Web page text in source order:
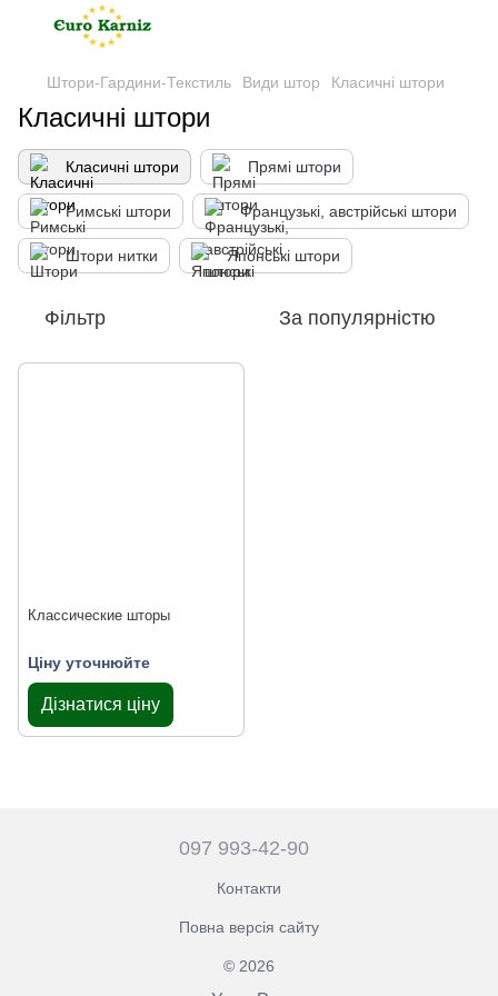
Штори-Гардини-Текстиль Види штор Класичні штори
Класичні штори
Класичні штори Прямі штори
Римські штори Французькі, австрійські штори
Штори нитки Японські штори
Фільтр За популярністю
Классические шторы
Ціну уточнюйте
Дізнатися ціну
097 993-42-90
Контакти
Повна версія сайту
© 2026